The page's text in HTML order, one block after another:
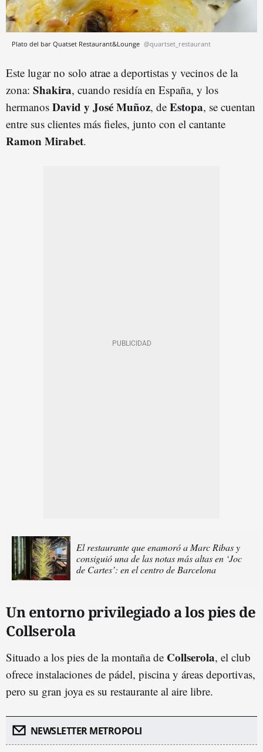
Plato del bar Quatset Restaurant&Lounge @quartset_restaurant
Este lugar no solo atrae a deportistas y vecinos de la
zona: Shakira, cuando residía en España, y los
hermanos David y José Muñoz, de Estopa, se cuentan
entre sus clientes más fieles, junto con el cantante
Ramon Mirabet.
El restaurante que enamoró a Marc Ribas y
consiguió una de las notas más altas en ‘Joc
de Cartes’: en el centro de Barcelona
Un entorno privilegiado a los pies de
Collserola
Situado a los pies de la montaña de Collserola, el club
ofrece instalaciones de pádel, piscina y áreas deportivas,
pero su gran joya es su restaurante al aire libre.
NEWSLETTER METROPOLI